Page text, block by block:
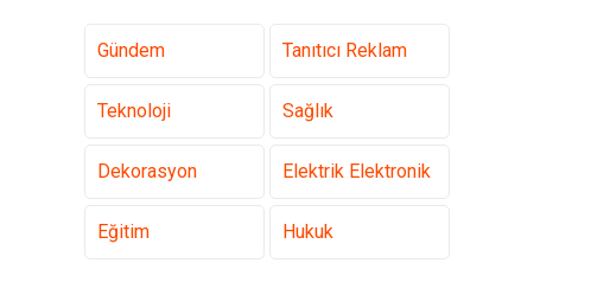
Gündem Tanıtıcı Reklam
Teknoloji Sağlık
Dekorasyon Elektrik Elektronik
Eğitim Hukuk